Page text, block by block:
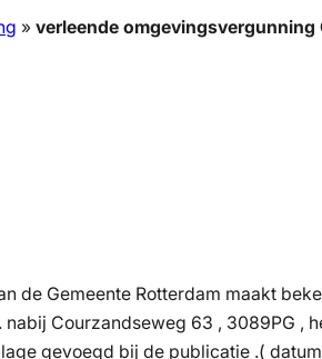
» verleende omgevingsvergunning
de Gemeente Rotterdam maakt
Courzandseweg 63 , 3089PG ,
gevoegd bij de publicatie .(